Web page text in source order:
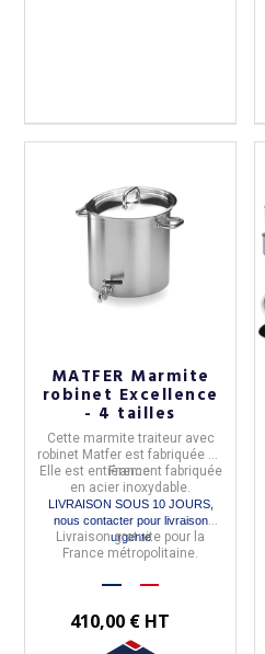
MATFER Marmite
robinet Excellence
- 4 tailles
Cette marmite traiteur avec
robinet Matfer est fabriquée en
France.
Elle est entièrement fabriquée
en acier inoxydable
LIVRAISON SOUS 10 JOURS,
nous contacter pour livraison
urgente
Livraison gratuite pour la
France métropolitaine.
410,00 € HT